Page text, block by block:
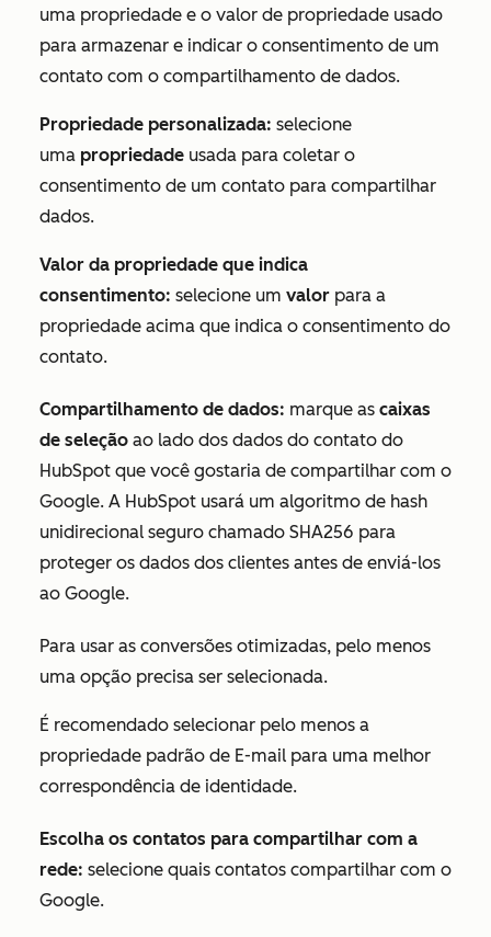
uma propriedade e o valor de propriedade usado
para armazenar e indicar o consentimento de um
contato com o compartilhamento de dados.
Propriedade personalizada: selecione
uma propriedade usada para coletar o
consentimento de um contato para compartilhar
dados.
Valor da propriedade que indica
consentimento: selecione um valor para a
propriedade acima que indica o consentimento do
contato.
Compartilhamento de dados: marque as caixas
de seleção ao lado dos dados do contato do
HubSpot que você gostaria de compartilhar com o
Google. A HubSpot usará um algoritmo de hash
unidirecional seguro chamado SHA256 para
proteger os dados dos clientes antes de enviá-los
ao Google.
Para usar as conversões otimizadas, pelo menos
uma opção precisa ser selecionada.
É recomendado selecionar pelo menos a
propriedade padrão de E-mail para uma melhor
correspondência de identidade.
Escolha os contatos para compartilhar com a
rede: selecione quais contatos compartilhar com o
Google.